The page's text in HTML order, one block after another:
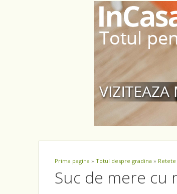
Prima pagina » Totul despre gradina »
Suc de mere cu